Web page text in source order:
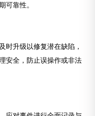
可靠性。
时升级以修复潜在缺陷，
安全，防止误操作或非法